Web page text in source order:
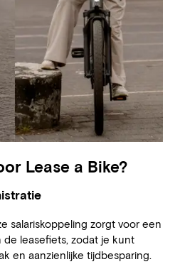
Lease a Bike?
salariskoppeling zorgt voor een
de leasefiets, zodat je kunt
en aanzienlijke tijdbesparing.